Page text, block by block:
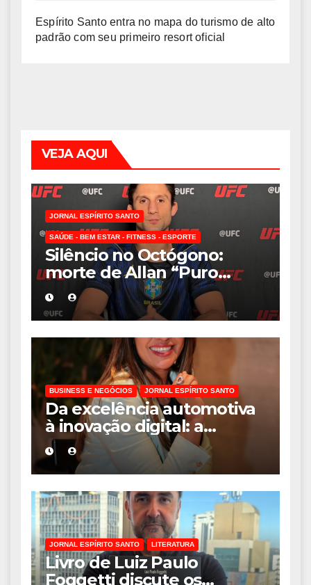
Espírito Santo entra no mapa do turismo de alto
padrão com seu primeiro resort oficial
VEJA AQUI
JORNAL ESPÍRITO SANTO
SAÚDE - BEM ESTAR - FITNESS - ESPORTE
Silêncio no Octógono:
morte de Allan “Puro
Osso” interrompe
trajetória de destaque no
MMA aos 34 anos
BUSINESS E NEGÓCIOS JORNAL ESPÍRITO SANTO
Da excelência automotiva
à inovação digital: a
trajetória internacional da
empresária Adriene Silva
JORNAL ESPÍRITO SANTO LITERATURA
Livro de Luiz Paulo
Foggetti discute os